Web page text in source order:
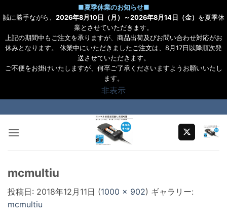
■夏季休業のお知らせ■
誠に勝手ながら、 2026年8月10日（月）～2026年8月14日（金） を夏季休
業とさせていただきます。
上記の期間中もご注文を承りますが、商品出荷及びお問い合わせ対応がお
休みとなります。 休業中にいただきましたご注文は、8月17日以降順次発
送させていただきます。
ご不便をお掛けいたしますが、何卒ご了承くださいますようお願いいたし
ます。
非表示
to
content
mcmultiu
投稿日: 2018年12月11日 (1000 × 902) ギャラリー:
mcmultiu